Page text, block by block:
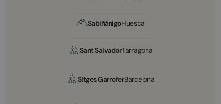
SabiñánigoHuesca
Sant SalvadorTarragona
Sitges GarroferBarcelona